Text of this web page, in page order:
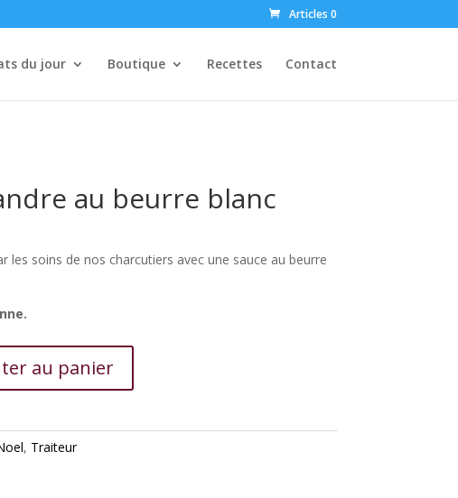
Articles 0
du jour Boutique Recettes Contact
au beurre blanc
les soins de nos charcutiers avec une sauce au beurre
au panier
, Traiteur